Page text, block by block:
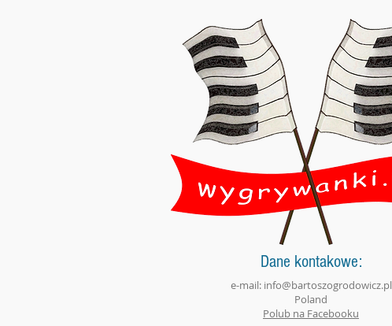
Dane kontakowe:
e-mail: info@bartoszogrodowicz.pl
Poland
Polub na Facebooku